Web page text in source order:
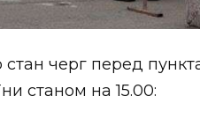
черг перед
станом на 15.00: